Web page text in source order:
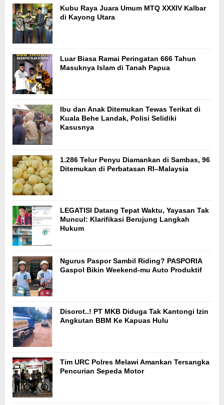
Kubu Raya Juara Umum MTQ XXXIV Kalbar
di Kayong Utara
Luar Biasa Ramai Peringatan 666 Tahun
Masuknya Islam di Tanah Papua
Ibu dan Anak Ditemukan Tewas Terikat di
Kuala Behe Landak, Polisi Selidiki
Kasusnya
1.286 Telur Penyu Diamankan di Sambas, 96
Ditemukan di Perbatasan RI–Malaysia
LEGATISI Datang Tepat Waktu, Yayasan Tak
Muncul: Klarifikasi Berujung Langkah
Hukum
Ngurus Paspor Sambil Riding? PASPORIA
Gaspol Bikin Weekend-mu Auto Produktif
Disorot..! PT MKB Diduga Tak Kantongi Izin
Angkutan BBM Ke Kapuas Hulu
Tim URC Polres Melawi Amankan Tersangka
Pencurian Sepeda Motor